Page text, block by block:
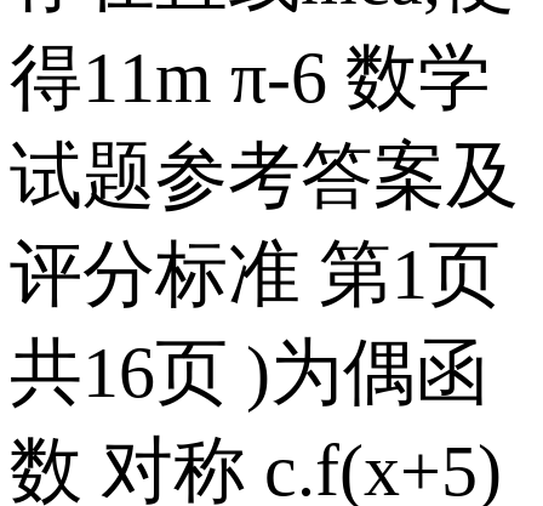
得11m π-6 数学
试题参考答案及
评分标准 第1页
共16页 )为偶函
数 对称 c.f(x+5)